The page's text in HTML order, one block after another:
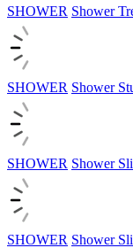
SHOWER Shower
SHOWER Shower
SHOWER Shower
SHOWER Shower